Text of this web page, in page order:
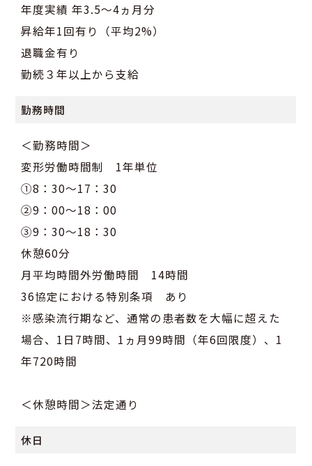
年度実績 年3.5～4ヵ月分
昇給年1回有り（平均2%）
退職金有り
勤続３年以上から支給
勤務時間
＜勤務時間＞
変形労働時間制 1年単位
①8：30～17：30
②9：00～18：00
③9：30～18：30
休憩60分
月平均時間外労働時間 14時間
36協定における特別条項 あり
※感染流行期など、通常の患者数を大幅に超えた
場合、1日7時間、1ヵ月99時間（年6回限度）、1
年720時間
＜休憩時間＞法定通り
休日